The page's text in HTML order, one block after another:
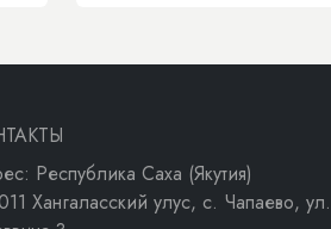
Республика Саха (Якутия)
Хангаласский улус, с. Чапаево, ул.